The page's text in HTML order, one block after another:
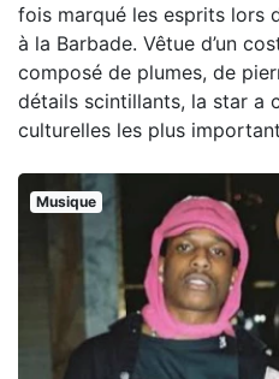
fois marqué les esprits lors
à la Barbade. Vêtue d’un
composé de plumes, de
détails scintillants, la star a
culturelles les plus
Musique